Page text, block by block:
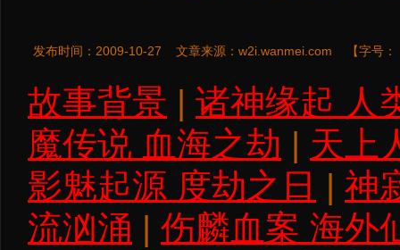
发布时间：2009-10-27 文章来源： w2i.wanmei.com 【字号：
故事背景 | 诸神缘起 人
魔传说 血海之劫 | 天上
影魅起源 度劫之日 | 神
流汹涌 | 伤麟血案 海外